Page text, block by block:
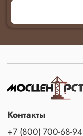
Контакты
+7 (800) 700-68-94